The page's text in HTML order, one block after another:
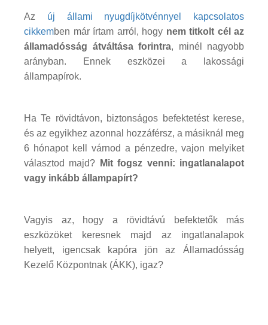
Az új állami nyugdíjkötvénnyel kapcsolatos
cikkemben már írtam arról, hogy nem titkolt cél az
államadósság átváltása forintra, minél nagyobb
arányban. Ennek eszközei a lakossági
állampapírok.
Ha Te rövidtávon, biztonságos befektetést kerese,
és az egyikhez azonnal hozzáférsz, a másiknál meg
6 hónapot kell várnod a pénzedre, vajon melyiket
választod majd?
Mit fogsz venni: ingatlanalapot
vagy inkább állampapírt?
Vagyis az, hogy a rövidtávú befektetők más
eszközöket keresnek majd az ingatlanalapok
helyett, igencsak kapóra jön az Államadósság
Kezelő Központnak (ÁKK), igaz?